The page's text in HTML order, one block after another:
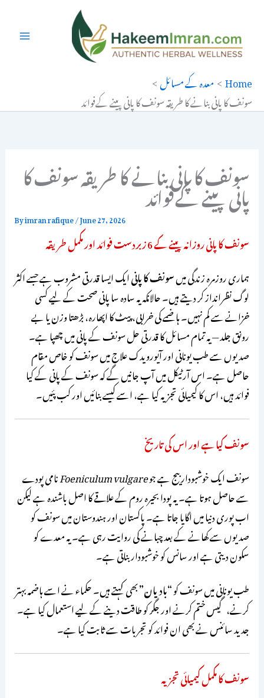
content
Home معدہ کے مسائل
سونف کا پانی بنانے کا طریقہ سونف کا پانی پینے کےفوائد
سونف کا پانی بنانے کا طریقہ سونف کا
پانی پینے کےفوائد
Byimran rafique/June 27, 2026
سونف کا پانی روزانہ پینے کے 6 زبردست فوائد اور مکمل طریقہ
ہماری روزمرہ زندگی میںسونف کا پانیایک ایسا قدرتی مشروب ہے جسے اکثر
لوگ نظرانداز کر دیتے ہیں۔ حالانکہ یہ سادہ سا پانی صحت کے لیے کسی
خزانے سے کم نہیں۔ ہاضمے کی خرابی، پیٹ کا اپھارہ، بڑھتا وزن یا بے
رونق جلد — یہ تمام مسائل کا قدرتی حل سونف کے پانی میں چھپا ہے۔
صدیوں سے طب یونانی اور آیورویدک علاج میں سونف کو خاص مقام
حاصل ہے۔ اس آرٹیکل میں آپ جانیں گے کہ سونف کے پانی کے کیا
فوائد ہیں، اس کا کیمیائی تجزیہ کیا ہے، اسے کیسے بنائیں اور کب پئیں۔
سونف کیا ہے اور اس کی تاریخ
سونف ایک خوشبودار بیج ہے جوFoeniculum vulgareنامی پودے
سے حاصل ہوتا ہے۔ یہ پودا بحیرہ روم کے علاقے کا اصل باشندہ ہے لیکن
اب پوری دنیا میں اگایا جاتا ہے۔ پاکستان اور ہندوستان میں سونف کو
صدیوں سے کھانے کے بعد چبانے کی روایت رہی ہے۔ یہ معدے کو
سکون دیتی ہے اور سانس کو خوشبودار بناتی ہے۔
طب یونانی میں سونف کو“بادیان”بھی کہتے ہیں۔ حکماء نے اسے ہاضمہ بہتر
کرنے، گیس ختم کرنے اور جگر کو طاقت دینے کے لیے استعمال کیا ہے۔
جدید سائنس نے بھی ان فوائد کو تجربات سے ثابت کیا ہے۔
سونف کا مکمل کیمیائی تجزیہ